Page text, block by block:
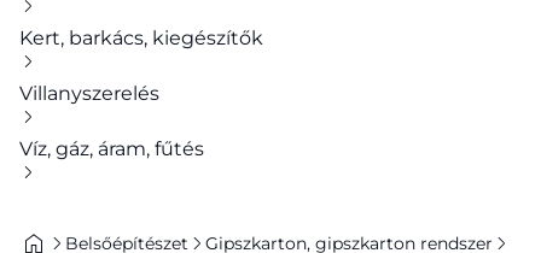
Kert, barkács, kiegészítők
Villanyszerelés
Víz, gáz, áram, fűtés
Belsőépítészet
Gipszkarton, gipszkarton rendszer